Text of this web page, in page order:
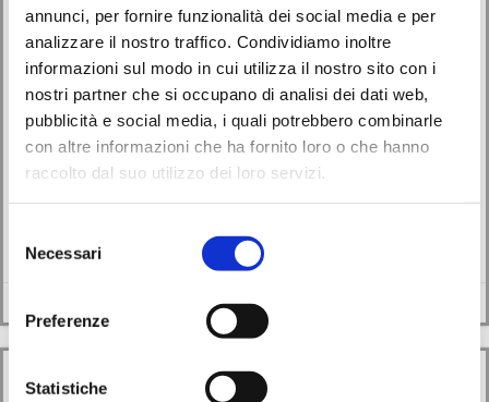
annunci, per fornire funzionalità dei social media e per
analizzare il nostro traffico. Condividiamo inoltre
informazioni sul modo in cui utilizza il nostro sito con i
nostri partner che si occupano di analisi dei dati web,
pubblicità e social media, i quali potrebbero combinarle
con altre informazioni che ha fornito loro o che hanno
raccolto dal suo utilizzo dei loro servizi.
delNecessari
Preferenze
Statistiche
Avvisi Eventi
“Un capitolo alla volta 2.0”: il gruppo di lettura per
ragazzi dagli 11 ai 14 anni
29/05/2026
volta 2.0”, il gruppo […]